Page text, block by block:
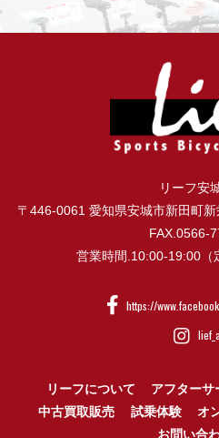
リーフ安
〒446-0061 愛知県安城市新田
FAX.0566-
営業時間.10:00-19:00（
https://
リーフについて アフターサ
中古買取販売
試乗体験 オ
お問い合